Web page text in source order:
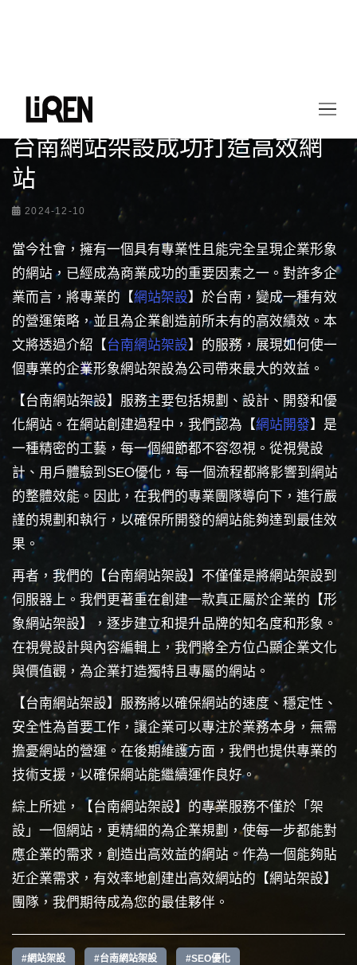
最新情報
台南網站架設成功打造高效網
站
2024-12-10
當今社會，擁有一個具有專業性且能完全呈現企業形象
的網站，已經成為商業成功的重要因素之一。對許多企
業而言，將專業的【網站架設】於台南，變成一種有效
的營運策略，並且為企業創造前所未有的高效績效。本
文將透過介紹【台南網站架設】的服務，展現如何使一
個專業的企業形象網站架設為公司帶來最大的效益。
【台南網站架設】服務主要包括規劃、設計、開發和優
化網站。在網站創建過程中，我們認為【網站開發】是
一種精密的工藝，每一個細節都不容忽視。從視覺設
計、用戶體驗到SEO優化，每一個流程都將影響到網站
的整體效能。因此，在我們的專業團隊導向下，進行嚴
謹的規劃和執行，以確保所開發的網站能夠達到最佳效
果。
再者，我們的【台南網站架設】不僅僅是將網站架設到
伺服器上。我們更著重在創建一款真正屬於企業的【形
象網站架設】，逐步建立和提升品牌的知名度和形象。
在視覺設計與內容編輯上，我們將全方位凸顯企業文化
與價值觀，為企業打造獨特且專屬的網站。
【台南網站架設】服務將以確保網站的速度、穩定性、
安全性為首要工作，讓企業可以專注於業務本身，無需
擔憂網站的營運。在後期維護方面，我們也提供專業的
技術支援，以確保網站能繼續運作良好。
綜上所述，【台南網站架設】的專業服務不僅於「架
設」一個網站，更精細的為企業規劃，使每一步都能對
應企業的需求，創造出高效益的網站。作為一個能夠貼
近企業需求，有效率地創建出高效網站的【網站架設】
團隊，我們期待成為您的最佳夥伴。
#網站架設 #台南網站架設 #SEO優化